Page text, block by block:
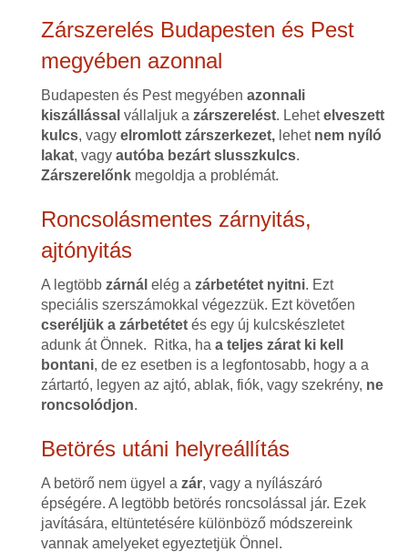
Zárszerelés Budapesten és Pest
megyében azonnal
Budapesten és Pest megyében azonnali
kiszállással vállaljuk a zárszerelést. Lehetelveszett
kulcs, vagyelromlott zárszerkezet,lehet nem nyíló
lakat, vagy autóba bezárt slusszkulcs.
Zárszerelőnkmegoldja a problémát.
Roncsolásmentes zárnyitás,
ajtónyitás
A legtöbb zárnál elég a zárbetétet nyitni. Ezt
speciális szerszámokkal végezzük. Ezt követően
cseréljük a zárbetétetés egy új kulcskészletet
adunk át Önnek. Ritka, ha a teljes zárat ki kell
bontani, de ez esetben is a legfontosabb, hogy a a
zártartó, legyen az ajtó, ablak, fiók, vagy szekrény, ne
roncsolódjon.
Betörés utáni helyreállítás
A betörő nem ügyel a zár, vagy a nyílászáró
épségére. A legtöbb betörés roncsolással jár. Ezek
javítására, eltüntetésére különböző módszereink
vannak amelyeket egyeztetjük Önnel.